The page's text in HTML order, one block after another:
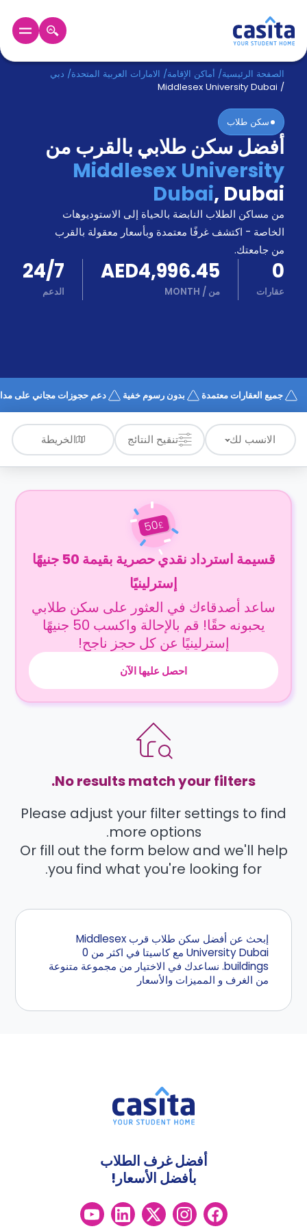
الرئيسية عربي AED
دخول
حجز
السكن
من
نحن؟
المدونة
أخبر
أصدقائك
و
اكسب
كن
شريكا
الدعم
كيف
تعمل؟
الأسئلة
الشائعة
الصفحة الرئيسية/ أماكن الإقامة/ الامارات العربية المتحدة/ دبي
/
Middlesex University Dubai
سكن طلاب
أفضل سكن طلابي بالقرب من
Middlesex University
Dubai, Dubai
من مساكن الطلاب النابضة بالحياة إلى الاستوديوهات
الخاصة - اكتشف غرفًا معتمدة وبأسعار معقولة بالقرب
من جامعتك.
0
عقارات
AED4,996.45
من /
MONTH
24/7
الدعم
جميع العقارات معتمدة بدون رسوم خفية دعم حجوزات مجاني على مدار
الانسب لك تنقيح النتائج الخريطة
£
50
قسيمة استرداد نقدي حصرية بقيمة 50 جنيهًا
إسترلينيًا
ساعد أصدقاءك في العثور على سكن طلابي
يحبونه حقًا! قم بالإحالة واكسب 50 جنيهًا
إسترلينيًا عن كل حجز ناجح!
احصل عليها الآن
No results match your filters.
Please adjust your filter settings to find
more options.
Or fill out the form below and we'll help
you find what you're looking for.
إبحث عن أفضل سكن طلاب قرب Middlesex
University Dubai مع كاسيتا في اكثر من 0
buildings. نساعدك في الاختيار من مجموعة متنوعة
من الغرف و المميزات والأسعار
أفضل غرف الطلاب
بأفضل الأسعار!